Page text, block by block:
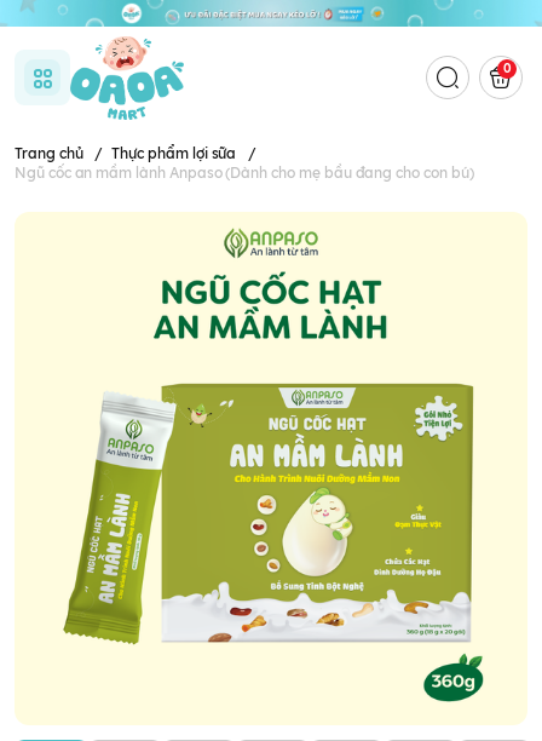
0
Trang chủ / Thực phẩm lợi sữa
/
Ngũ cốc an mầm lành Anpaso (Dành cho mẹ bầu đang cho con bú)